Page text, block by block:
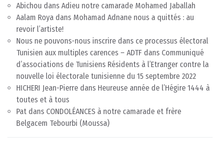
Abichou dans Adieu notre camarade Mohamed Jaballah
Aalam Roya dans Mohamad Adnane nous a quittés : au
revoir l’artiste!
Nous ne pouvons-nous inscrire dans ce processus électoral
Tunisien aux multiples carences – ADTF dans Communiqué
d’associations de Tunisiens Résidents à l’Etranger contre la
nouvelle loi électorale tunisienne du 15 septembre 2022
HICHERI Jean-Pierre dans Heureuse année de l’Hégire 1444 à
toutes et à tous
Pat dans CONDOLÉANCES à notre camarade et frère
Belgacem Tebourbi (Moussa)